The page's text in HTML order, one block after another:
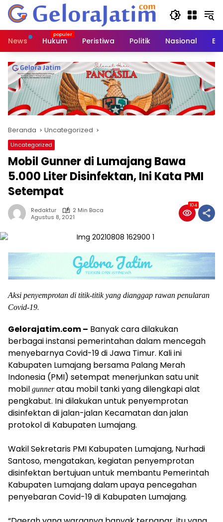
Langsung
konten
News
Hukum Peristiwa Politik Nasional
Beranda Uncategorized
Uncategorized
Mobil Gunner di Lumajang Bawa
5.000 Liter Disinfektan, Ini Kata PMI
Setempat
Redaktur
2 Min Baca
Agustus 8, 2021
104
Aksi penyemprotan di titik-titik yang dianggap rawan penularan
Covid-19.
Gelorajatim.com – Banyak cara dilakukan
berbagai instansi pemerintahan dalam mencegah
menyebarnya Covid-19 di Jawa Timur. Kali ini
Kabupaten Lumajang bersama Palang Merah
Indonesia (PMI) setempat menerjunkan satu unit
mobil gunneratau mobil tanki yang dilengkapi alat
pengkabut. Ini dilakukan untuk penyemprotan
disinfektan di jalan-jalan Kecamatan dan jalan
protokol di Kabupaten Lumajang.
Wakil Sekretaris PMI Kabupaten Lumajang, Nurhadi
Santoso, mengatakan, kegiatan penyemprotan
disinfektan bertujuan untuk membantu Pemerintah
Kabupaten Lumajang dalam upaya pencegahan
penyebaran Covid-19 di Kabupaten Lumajang.